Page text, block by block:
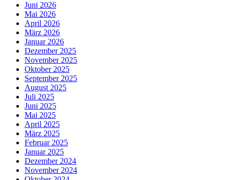
Juni 2026
Mai 2026
April 2026
März 2026
Januar 2026
Dezember 2025
November 2025
Oktober 2025
September 2025
August 2025
Juli 2025
Juni 2025
Mai 2025
April 2025
März 2025
Februar 2025
Januar 2025
Dezember 2024
November 2024